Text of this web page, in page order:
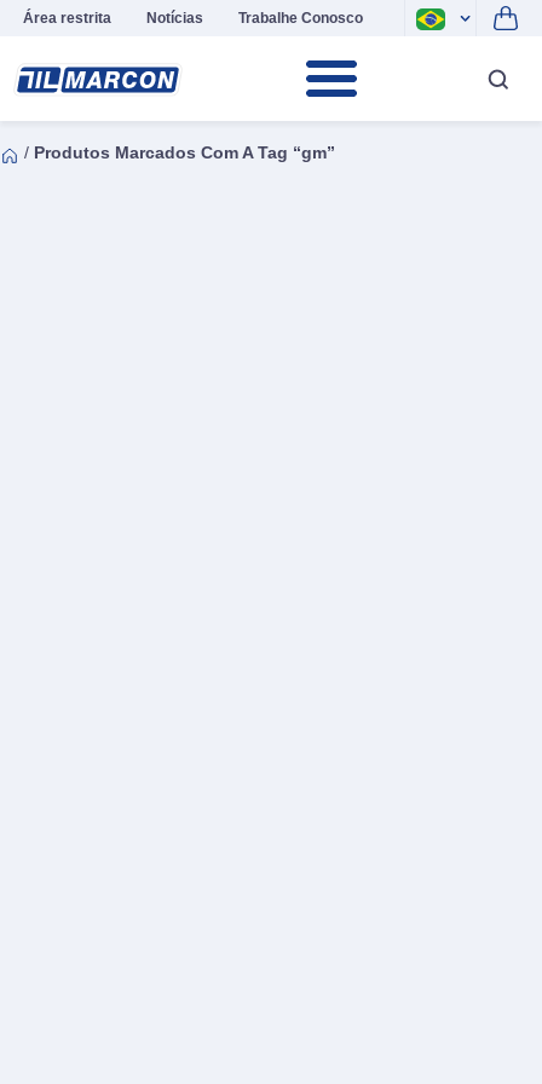
Área restrita Notícias Trabalhe Conosco
/ Produtos Marcados Com A Tag “gm”